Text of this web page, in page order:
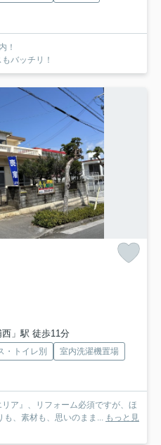
！
バッチリ！
」駅 徒歩11分
・トイレ別
室内洗濯機置場
ア』、リフォーム必須ですが、ほ
も、素材も、思いのまま... もっと見